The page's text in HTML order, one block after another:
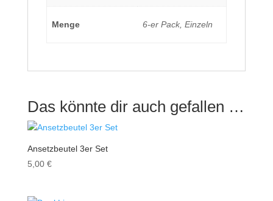
Menge 6-er Pack, Einzeln
Das könnte dir auch gefallen …
Ansetzbeutel 3er Set
5,00 €